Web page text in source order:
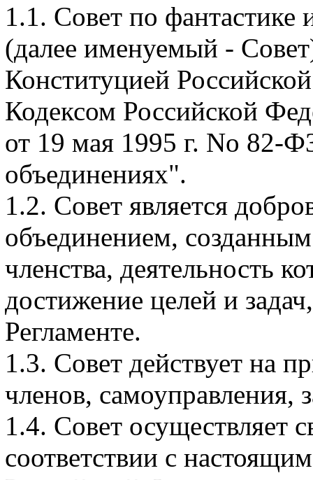
1.1. Совет по фантастике
(далее именуемый -
Конституцией
Кодексом Российской
от 19 мая 1995 г. No 82-
объединениях".
1.2. Совет является
объединением,
членства, деятельность
достижение целей и
Регламенте.
1.3. Совет действует на
членов, самоуправления,
1.4. Совет осуществляет
соответствии с